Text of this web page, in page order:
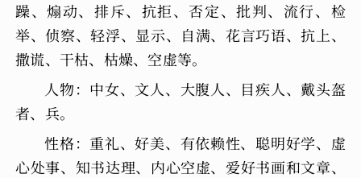
躁、煽动、排斥、抗拒、否定、批判、流行、检
举、侦察、轻浮、显示、自满、花言巧语、抗上、
撒谎、干枯、枯燥、空虚等。
人物：中女、文人、大腹人、目疾人、戴头盔
者、兵。
性格：重礼、好美、有依赖性、聪明好学、虚
心处事、知书达理、内心空虚、爱好书画和文章、